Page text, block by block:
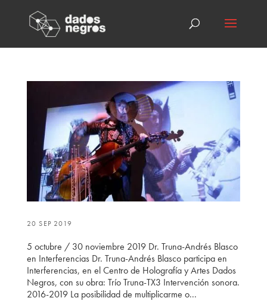
20 SEP 2019
5 octubre / 30 noviembre 2019 Dr. Truna-Andrés Blasco
en Interferencias Dr. Truna-Andrés Blasco participa en
Interferencias, en el Centro de Holografía y Artes Dados
Negros, con su obra: Trío Truna-TX3 Intervención sonora.
2016-2019 La posibilidad de multiplicarme o...